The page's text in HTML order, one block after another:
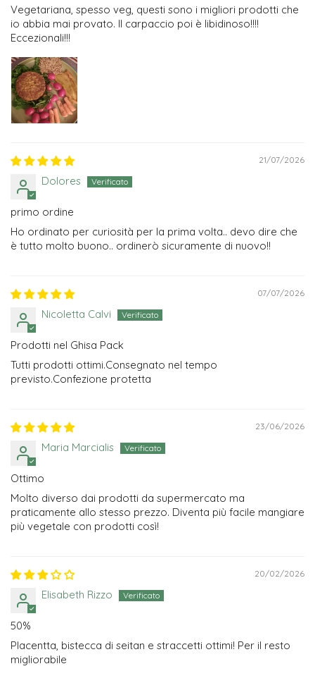
Vegetariana, spesso veg, questi sono i migliori prodotti che
io abbia mai provato. Il carpaccio poi è libidinoso!!!!
Eccezionali!!!
21/07/2026
Dolores
primo ordine
Ho ordinato per curiosità per la prima volta.. devo dire che
è tutto molto buono.. ordinerò sicuramente di nuovo!!
07/07/2026
Nicoletta Calvi
Prodotti nel Ghisa Pack
Tutti prodotti ottimi.Consegnato nel tempo
previsto.Confezione protetta
23/06/2026
Maria Marcialis
Ottimo
Molto diverso dai prodotti da supermercato ma
praticamente allo stesso prezzo. Diventa più facile mangiare
più vegetale con prodotti così!
20/02/2026
Elisabeth Rizzo
50%
Placentta, bistecca di seitan e straccetti ottimi! Per il resto
migliorabile